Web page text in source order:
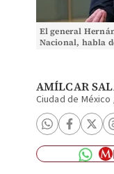
El general
Nacional, habla
AMÍLCAR
Ciudad de México